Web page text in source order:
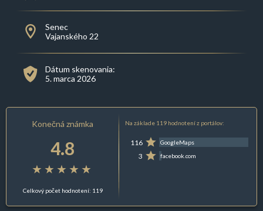
Senec
Vajanského 22
Dátum skenovania:
5. marca 2026
Konečná známka
4.8
Celkový počet hodnotení: 119
Na základe 119 hodnotení z portálov:
116 GoogleMaps
3 facebook.com